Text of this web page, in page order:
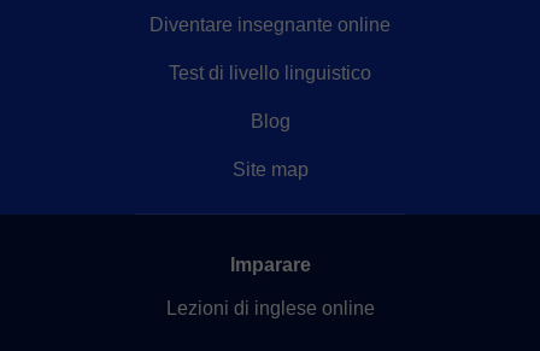
Diventare insegnante online
Test di livello linguistico
Blog
Site map
Imparare
Lezioni di inglese online